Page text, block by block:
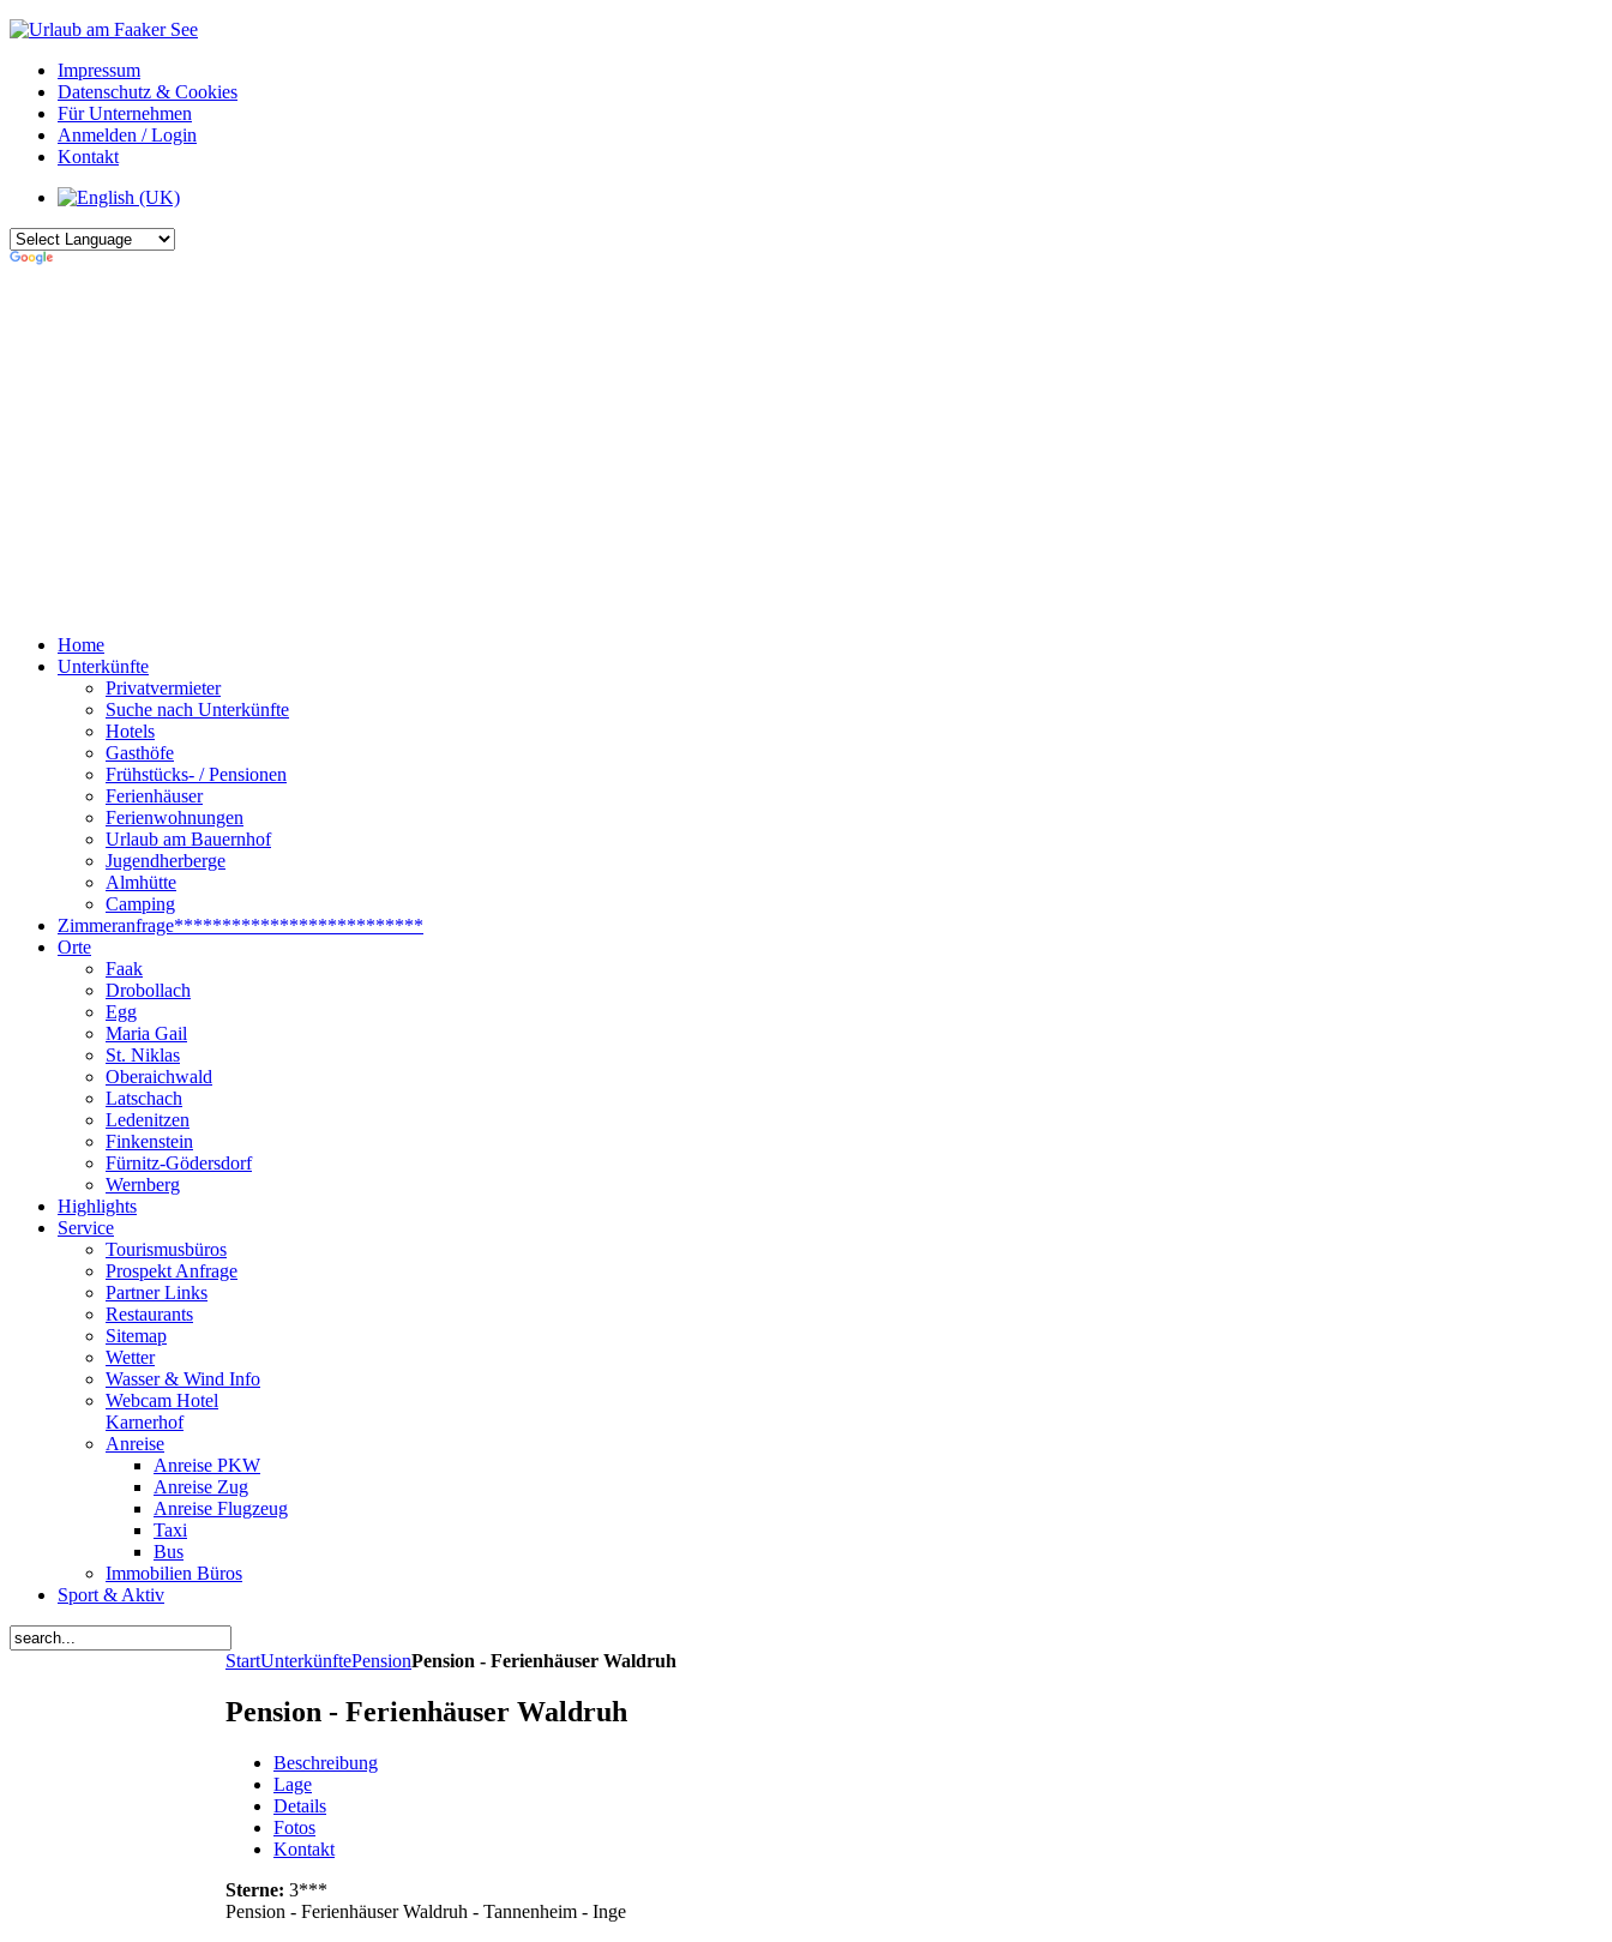
Impressum
Datenschutz & Cookies
Für Unternehmen
Anmelden / Login
Kontakt
Home
Unterkünfte
Privatvermieter
Suche nach Unterkünfte
Hotels
Gasthöfe
Frühstücks- / Pensionen
Ferienhäuser
Ferienwohnungen
Urlaub am Bauernhof
Jugendherberge
Almhütte
Camping
Zimmeranfrage**************************
Orte
Faak
Drobollach
Egg
Maria Gail
St. Niklas
Oberaichwald
Latschach
Ledenitzen
Finkenstein
Fürnitz-Gödersdorf
Wernberg
Highlights
Service
Tourismusbüros
Prospekt Anfrage
Partner Links
Restaurants
Sitemap
Wetter
Wasser & Wind Info
Webcam Hotel
Karnerhof
Anreise
Anreise PKW
Anreise Zug
Anreise Flugzeug
Taxi
Bus
Immobilien Büros
Sport & Aktiv
StartUnterkünftePensionPension - Ferienhäuser Waldruh
Pension - Ferienhäuser Waldruh
Beschreibung
Lage
Details
Fotos
Kontakt
Sterne: 3***
Pension - Ferienhäuser Waldruh - Tannenheim - Inge